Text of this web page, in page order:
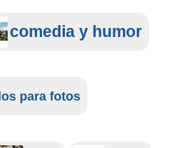
comedia y humor
para fotos